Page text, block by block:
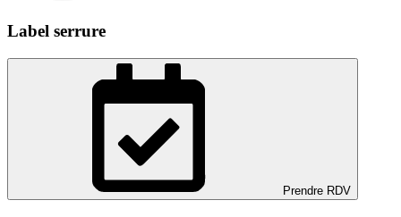
Label serrure
Prendre RDV